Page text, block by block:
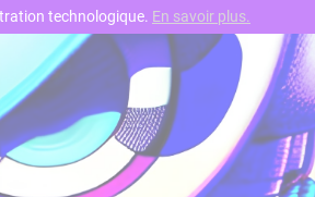
technologique. En savoir plus.